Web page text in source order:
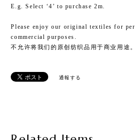
E.g. Select ‘4’ to purchase 2m.
Please enjoy our original textiles for
commercial purposes.
不允许将我们的原创纺织品用于商业用途
通報する